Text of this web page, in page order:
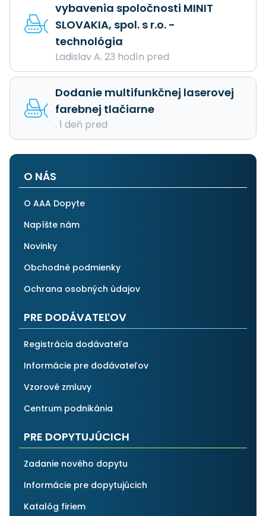
vybavenia spoločnosti MINIT
SLOVAKIA, spol. s r.o. -
technológia
Ladislav A. 23 hodín pred
Dodanie multifunkčnej laserovej
farebnej tlačiarne
. 1 deň pred
O NÁS
O AAA Dopyte
Napíšte nám
Novinky
Obchodné podmienky
Ochrana osobných údajov
PRE DODÁVATEĽOV
Registrácia dodávateľa
Informácie pre dodávateľov
Vzorové zmluvy
Centrum podnikánia
PRE DOPYTUJÚCICH
Zadanie nového dopytu
Informácie pre dopytujúcich
Katalóg firiem